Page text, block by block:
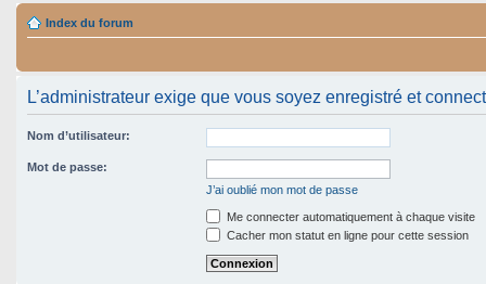
Index du forum
L’administrateur exige que vous soyez enregistré et
Nom d’utilisateur:
Mot de passe:
J’ai oublié mon mot de passe
Me connecter automatiquement à chaque visite
Cacher mon statut en ligne pour cette session